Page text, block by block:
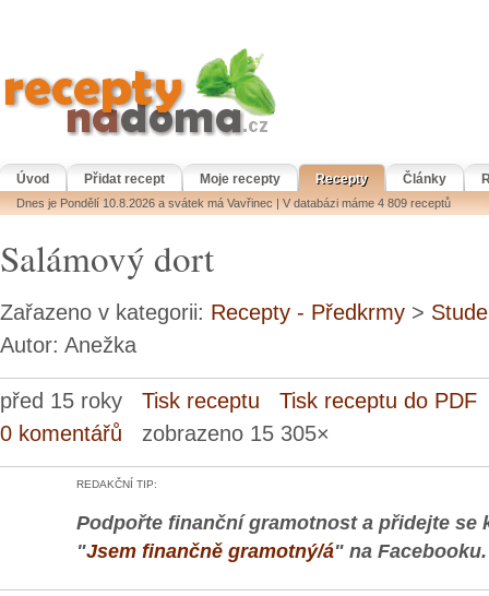
Úvod Přidat recept Moje recepty Recepty Články
Dnes je Pondělí 10.8.2026 a svátek má Vavřinec | V databázi máme 4 809 receptů
Salámový dort
Zařazeno v kategorii: Recepty - Předkrmy >
Autor: Anežka
před 15 roky Tisk receptu
Tisk receptu do PDF
0 komentářů zobrazeno 15 305×
REDAKČNÍ TIP:
Podpořte finanční gramotnost a přidejte se
"Jsem finančně gramotný/á" na Facebooku.